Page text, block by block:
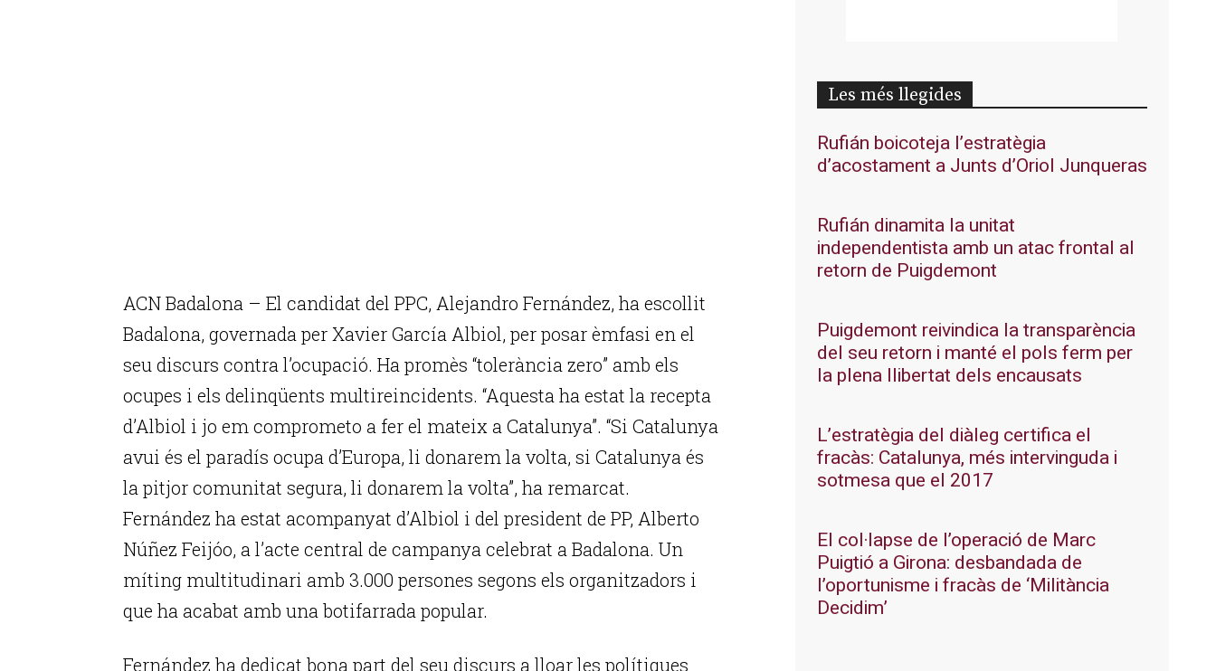
ACN Badalona – El candidat del PPC, Alejandro Fernández, ha escollit
Badalona, governada per Xavier García Albiol, per posar èmfasi en el
seu discurs contra l’ocupació. Ha promès “tolerància zero” amb els
ocupes i els delinqüents multireincidents. “Aquesta ha estat la recepta
d’Albiol i jo em comprometo a fer el mateix a Catalunya”. “Si Catalunya
avui és el paradís ocupa d’Europa, li donarem la volta, si Catalunya és
la pitjor comunitat segura, li donarem la volta”, ha remarcat.
Fernández ha estat acompanyat d’Albiol i del president de PP, Alberto
Núñez Feijóo, a l’acte central de campanya celebrat a Badalona. Un
míting multitudinari amb 3.000 persones segons els organitzadors i
que ha acabat amb una botifarrada popular.
Fernández ha dedicat bona part del seu discurs a lloar les polítiques
Les més llegides
Rufián boicoteja l’estratègia
d’acostament a Junts d’Oriol Junqueras
Rufián dinamita la unitat
independentista amb un atac frontal al
retorn de Puigdemont
Puigdemont reivindica la transparència
del seu retorn i manté el pols ferm per
la plena llibertat dels encausats
L’estratègia del diàleg certifica el
fracàs: Catalunya, més intervinguda i
sotmesa que el 2017
El col·lapse de l’operació de Marc
Puigtió a Girona: desbandada de
l’oportunisme i fracàs de ‘Militància
Decidim’